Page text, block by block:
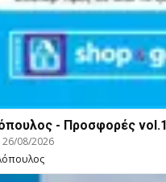
- Προσφορές vol.1
26/08/2026